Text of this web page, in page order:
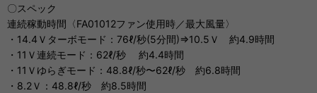
〇スペック
連続稼動時間〈FA01012ファン使用時／最大風量〉
・14.4Ｖターボモード：76ℓ/秒(5分間)⇒10.5Ｖ 約4.9時間
・11Ｖ連続モード：62ℓ/秒 約4.4時間
・11Ｖゆらぎモード：48.8ℓ/秒〜62ℓ/秒 約6.8時間
・8.2Ｖ：48.8ℓ/秒 約8.5時間